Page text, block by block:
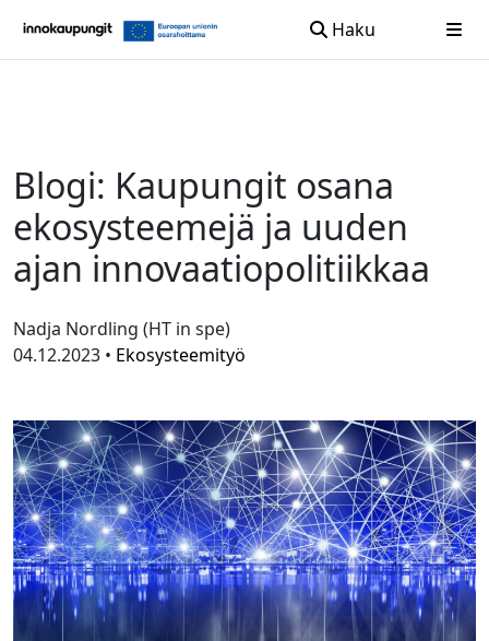
Haku
Blogi: Kaupungit osana
ekosysteemejä ja uuden
ajan innovaatiopolitiikkaa
Nadja Nordling (HT in spe)
04.12.2023 • Ekosysteemityö